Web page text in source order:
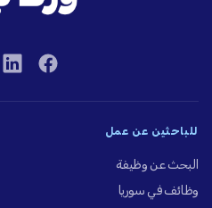
للباحثين عن عمل
البحث عن وظيفة
وظائف في سوريا